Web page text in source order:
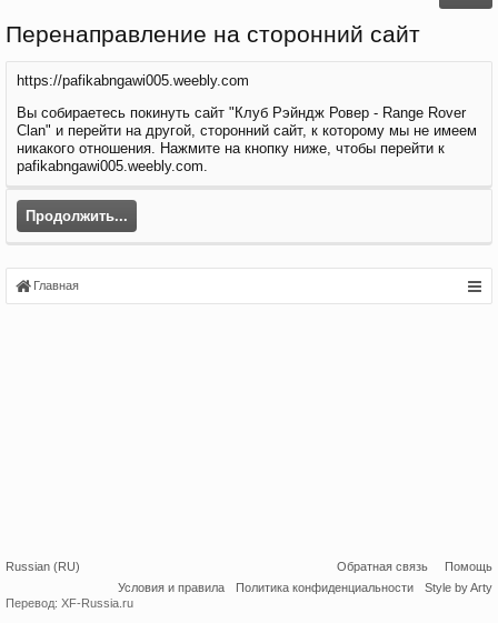
Перенаправление на сторонний сайт
https://pafikabngawi005.weebly.com
Вы собираетесь покинуть сайт "Клуб Рэйндж Ровер - Range Rover
Clan" и перейти на другой, сторонний сайт, к которому мы не имеем
никакого отношения. Нажмите на кнопку ниже, чтобы перейти к
pafikabngawi005.weebly.com.
Продолжить...
Главная
Russian (RU) Обратная связь
Помощь
Условия и правила
Политика конфиденциальности
Style by Arty
Перевод: XF-Russia.ru